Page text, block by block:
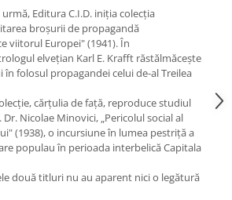
Editura C.I.D. iniţia colecţia
broşurii de propagandă
viitorul Europei" (1941). În
elveţian Karl E. Krafft răstălmăceşte
folosul propagandei celui de-al Treilea
cărţulia de faţă, reproduce studiul
Nicolae Minovici, „Pericolul social al
(1938), o incursiune în lumea pestriţă a
populau în perioada interbelică Capitala
două titluri nu au aparent nici o legătură